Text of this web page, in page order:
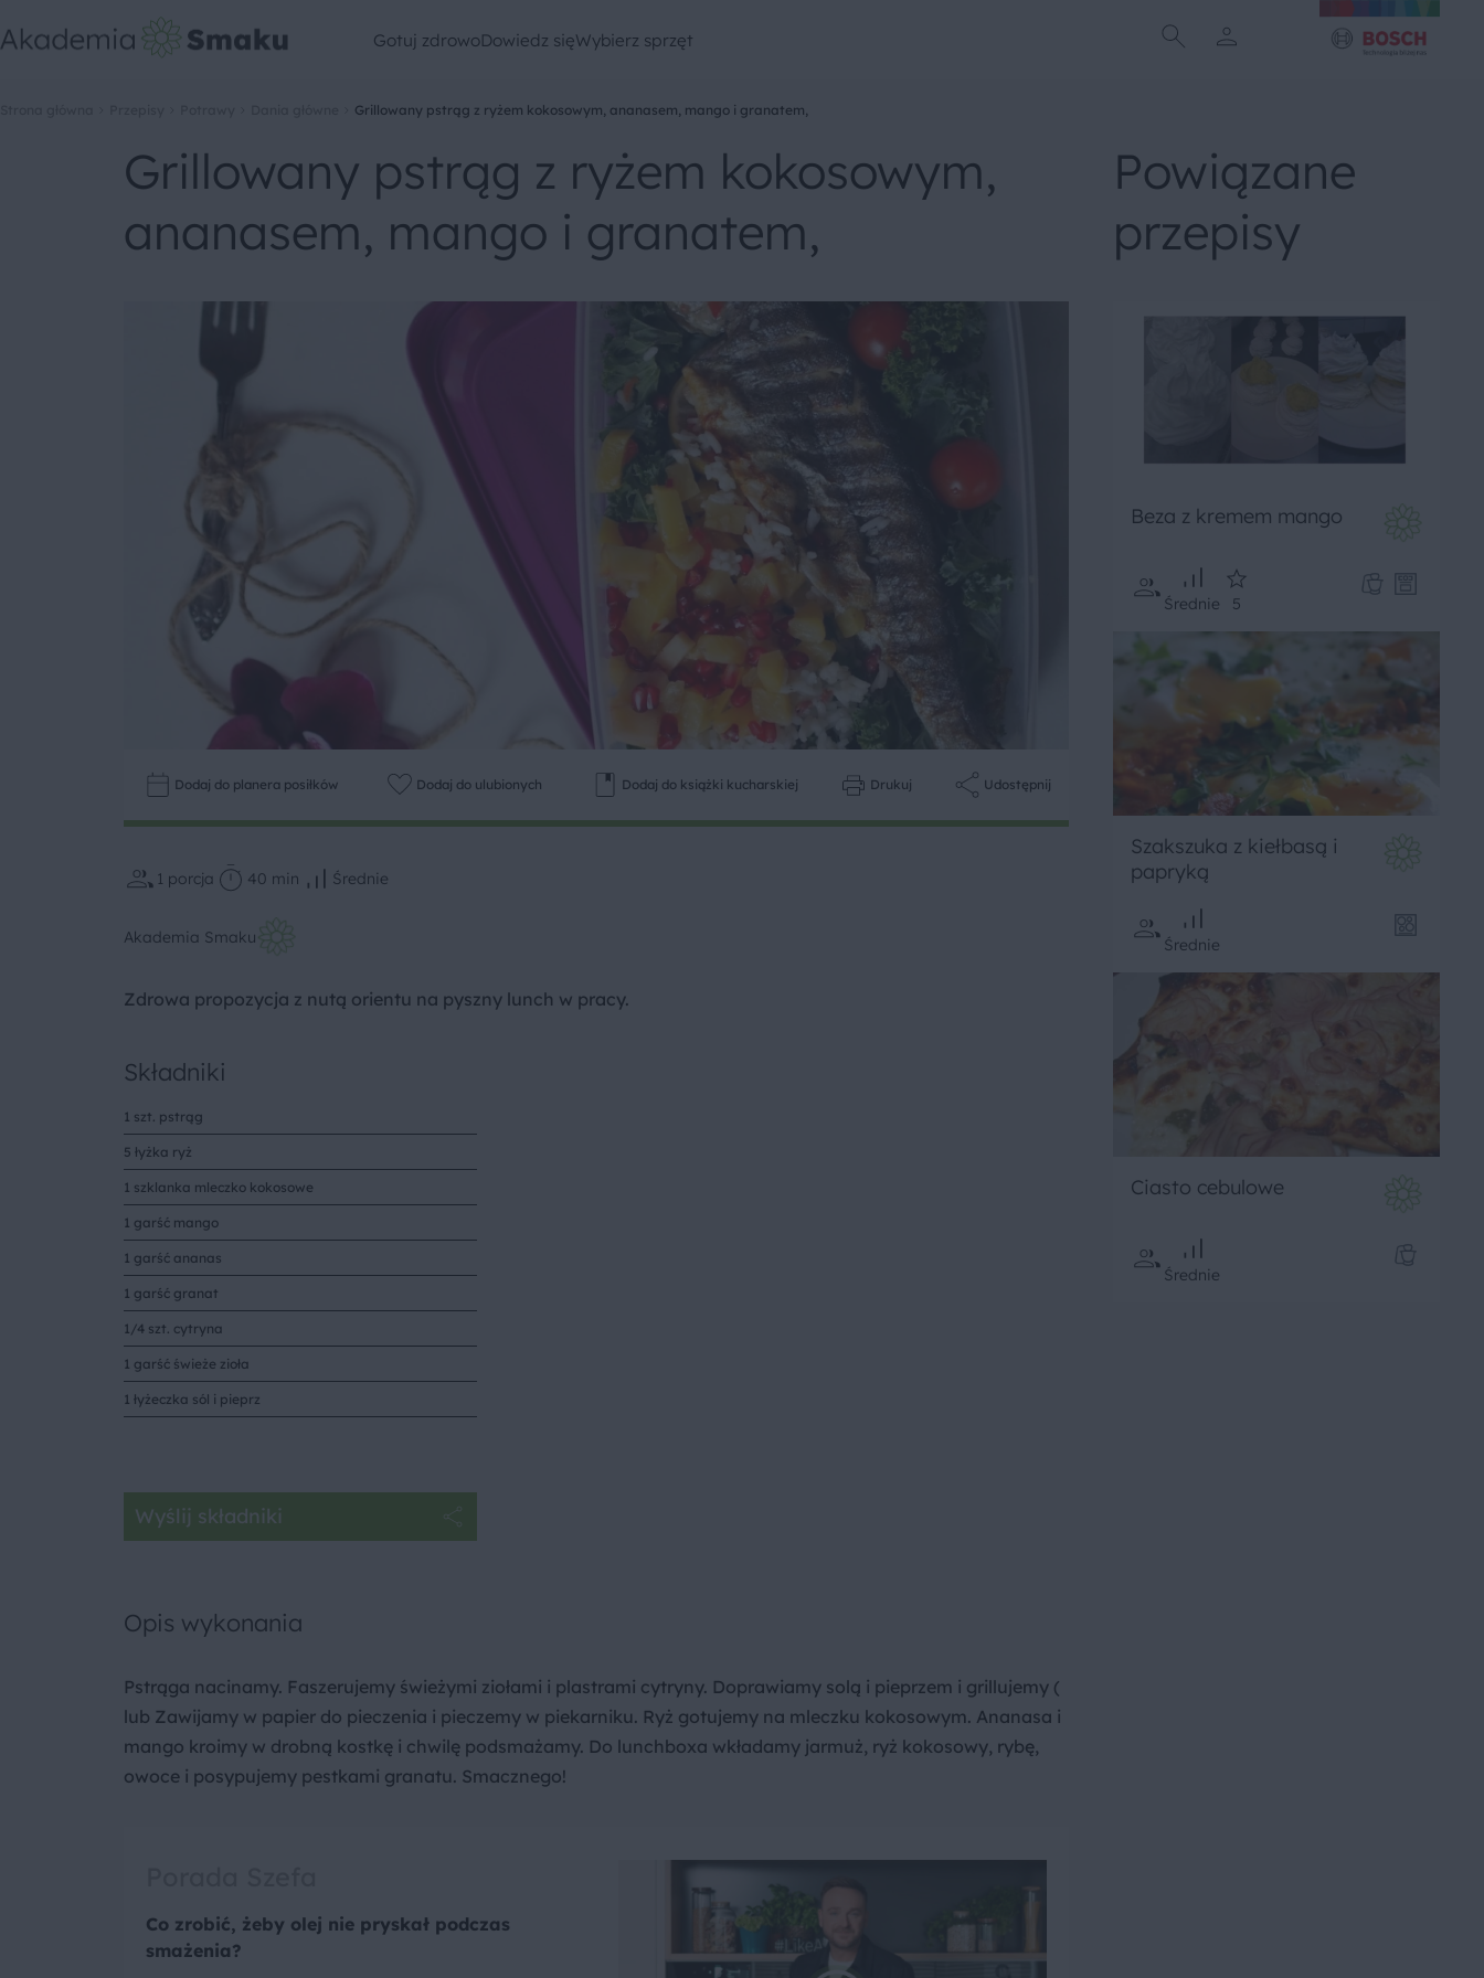
Gotuj zdrowoDowiedz sięWybierz sprzęt
Grillowany pstrąg z ryżem kokosowym, ananasem, mango i granatem,
Grillowany pstrąg z ryżem kokosowym,
ananasem, mango i granatem,
Dodaj do planera posiłków Dodaj do ulubionych Dodaj do książki kucharskiej Drukuj Udostępnij
1 porcja 40 min Średnie
Akademia Smaku
Zdrowa propozycja z nutą orientu na pyszny lunch w pracy.
Składniki
1 szt. pstrąg
5 łyżka ryż
1 szklanka mleczko kokosowe
1 garść mango
1 garść ananas
1 garść granat
1/4 szt. cytryna
1 garść świeże zioła
1 łyżeczka sól i pieprz
Wyślij składniki
Opis wykonania
Pstrąga nacinamy. Faszerujemy świeżymi ziołami i plastrami cytryny. Doprawiamy solą i pieprzem i grillujemy (
lub Zawijamy w papier do pieczenia i pieczemy w piekarniku. Ryż gotujemy na mleczku kokosowym. Ananasa i
mango kroimy w drobną kostkę i chwilę podsmażamy. Do lunchboxa wkładamy jarmuż, ryż kokosowy, rybę,
owoce i posypujemy pestkami granatu. Smacznego!
Co zrobić, żeby olej nie pryskał podczas
smażenia?
Powiązane
przepisy
Beza z kremem mango
Średnie 5
Szakszuka z kiełbasą i
papryką
Średnie
Ciasto cebulowe
Średnie